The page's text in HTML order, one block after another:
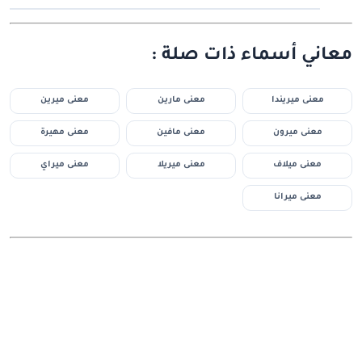
معاني أسماء ذات صلة :
معنى ميريندا معنى مارين معنى ميرين
معنى ميرون معنى مافين معنى مهيرة
معنى ميلاف معنى ميريلا معنى ميراي
معنى ميرانا